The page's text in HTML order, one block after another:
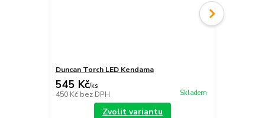
Duncan Torch LED Kendama
545 Kč/ks
450 Kč bez DPH Skladem
Zvolit variantu